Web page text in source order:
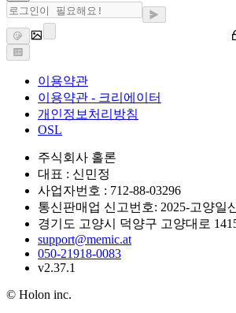
이용약관
이용약관 - 크리에이터
개인정보처리방침
OSL
주식회사 홀론
대표 : 신민정
사업자번호 : 712-88-03296
통신판매업 신고번호: 2025-고양일
경기도 고양시 덕양구 고양대로
support@memic.at
050-21918-0083
v2.37.1
© Holon inc.